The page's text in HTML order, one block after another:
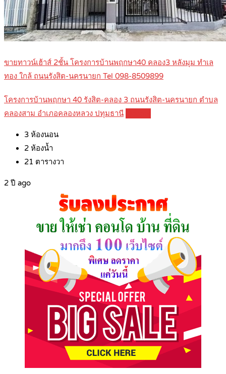
ขายทาวน์เฮ้าส์ 2ชั้น โครงการบ้านพฤกษา40 คลอง3 หลังมุม ทำเล
ทอง ใกล้ ถนนรังสิต-นครนายก Tel 098-8509899
โครงการบ้านพฤกษา 40 รังสิต-คลอง 3 ถนนรังสิต-นครนายก ตำบล
คลองสาม อำเภอคลองหลวง ปทุมธานี
3 ห้องนอน
2 ห้องน้ำ
21 ตารางวา
2 ปี ago